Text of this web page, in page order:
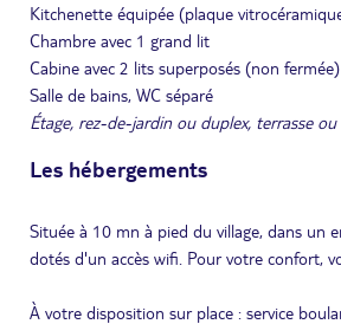
Kitchenette équipée (plaque
Chambre avec 1 grand lit
Cabine avec 2 lits superposés (non fermée)
Salle de bains, WC séparé
Étage, rez-de-jardin ou duplex, terrasse
Les hébergements
Située à 10 mn à pied du village, dans un
dotés d'un accès wifi. Pour votre confort,
À votre disposition sur place : service